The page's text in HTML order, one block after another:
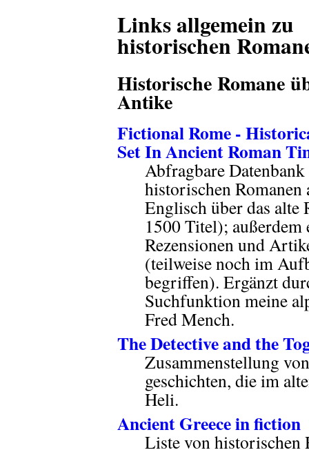
Links allgemein zu
historischen
Historische Romane
Antike
Fictional Rome -
Set In Ancient Roman
Abfragbare
historischen Romanen
Englisch über das alte
1500 Titel); außerdem
Rezensionen und
(teilweise noch im
begriffen). Ergänzt
Suchfunktion meine
Fred Mench.
The Detective and the
Zusammenstellung
geschichten, die im
Heli.
Ancient Greece in fiction
Liste von historischen